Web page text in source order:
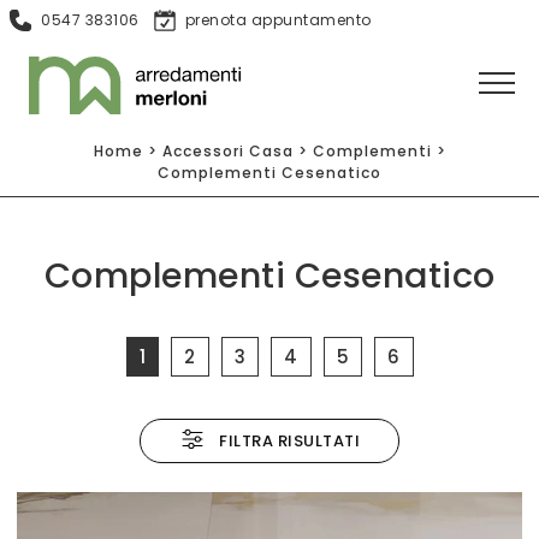
0547 383106 prenota appuntamento
Home > Accessori Casa > Complementi >
Complementi Cesenatico
Complementi Cesenatico
1 2 3 4 5 6
FILTRA RISULTATI